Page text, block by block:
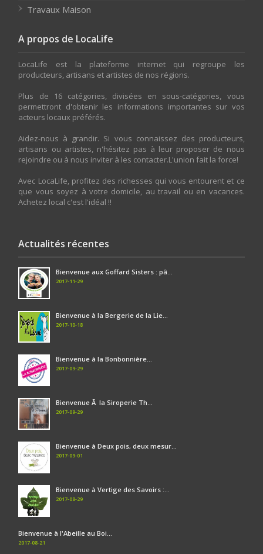
Travaux Maison
A propos de LocaLife
LocaLife est la plateforme internet qui regroupe les
producteurs, artisans et artistes de nos régions.
Plus de 16 catégories, divisées en sous-catégories, vous
permettront d'obtenir les informations importantes sur vos
acteurs locaux préférés.
Aidez-nous à grandir. Si vous connaissez des producteurs,
artisans ou artistes, n'hésitez pas à leur proposer de nous
rejoindre ou à nous inviter à les contacter.L'union fait la force!
Avec LocaLife, profitez des richesses qui vous entourent et ce
que vous soyez à votre domicile, au travail ou en vacances.
Achetez local c'est l'idéal !!
Actualités récentes
Bienvenue aux Goffard Sisters : pâ...
2017-11-29
Bienvenue à la Bergerie de la Lie...
2017-10-18
Bienvenue à la Bonbonnière...
2017-09-29
Bienvenue Ã la Siroperie Th...
2017-09-29
Bienvenue à Deux pois, deux mesur...
2017-09-01
Bienvenue à Vertige des Savoirs :...
2017-08-29
Bienvenue à l'Abeille au Boi...
2017-08-21